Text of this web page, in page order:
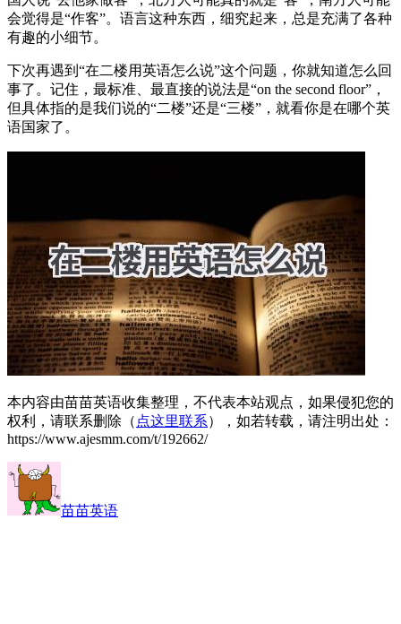
会觉得是“作客”。语言这种东西，细究起来，总是充满了各种
有趣的小细节。
下次再遇到“在二楼用英语怎么说”这个问题，你就知道怎么回
事了。记住，最标准、最直接的说法是“on the second floor”，
但具体指的是我们说的“二楼”还是“三楼”，就看你是在哪个英
语国家了。
本内容由苗苗英语收集整理，不代表本站观点，如果侵犯您的
权利，请联系删除（ 点这里联系），如若转载，请注明出处：
https://www.ajesmm.com/t/192662/
苗苗英语